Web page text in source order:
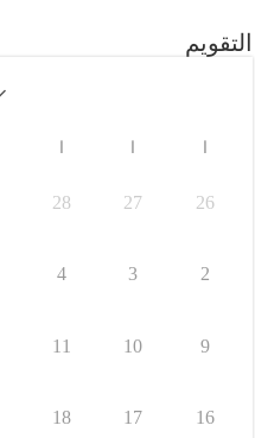
التقويم
26
27
28
2
3
4
9
10
11
16
17
18